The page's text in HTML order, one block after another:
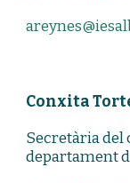
Conxita
Secretària del
departament